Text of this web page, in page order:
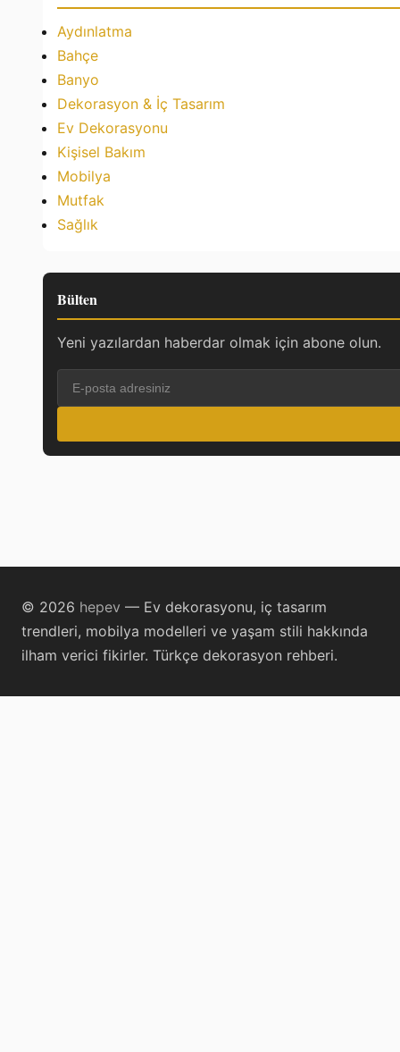
Aydınlatma
Bahçe
Banyo
Dekorasyon & İç Tasarım
Ev Dekorasyonu
Kişisel Bakım
Mobilya
Mutfak
Sağlık
Bülten
Yeni yazılardan haberdar olmak için abone olun.
© 2026 hepev — Ev dekorasyonu, iç tasarım
trendleri, mobilya modelleri ve yaşam stili hakkında
ilham verici fikirler. Türkçe dekorasyon rehberi.